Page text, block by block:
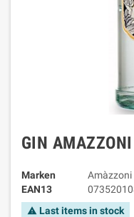
GIN
Marken
Amàzzoni
EAN13
warning Last items in stock